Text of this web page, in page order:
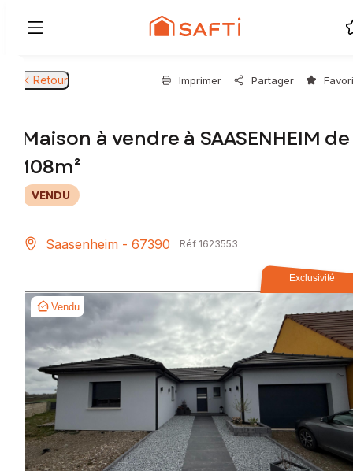
Retour Imprimer Partager
Maison à vendre à SAASENHEIM de
108m²
VENDU
Saasenheim - 67390 Réf 1623553
Exclusivité
Vendu